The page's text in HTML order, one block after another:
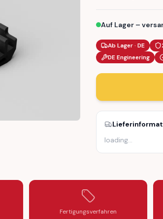
CLIP (7545957)
PLUG HOLDER CLIP (7545957)
Auf Lager –
Ab Lager · DE
DE Engineering
loading…
Fertigungsverfahren